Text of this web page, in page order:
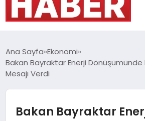
GÜNDEM
DÜNYA
Ana Sayfa Ekonomi
Bakan Bayraktar Enerji Dönüşümünde
Mesajı Verdi
Bakan Bayraktar